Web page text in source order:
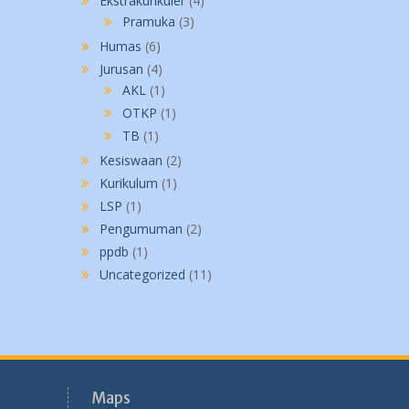
Pramuka (3)
Humas (6)
Jurusan (4)
AKL(1)
OTKP (1)
TB (1)
Kesiswaan (2)
Kurikulum (1)
LSP (1)
Pengumuman (2)
ppdb (1)
Uncategorized (11)
Maps